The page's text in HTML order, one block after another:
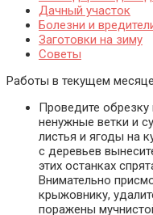
Дачный участок
Болезни и
Заготовки на зиму
Советы
Работы в текущем
Проведите обрезку
ненужные ветки и
листья и ягоды на
с деревьев
этих останках
Внимательно
крыжовнику,
поражены